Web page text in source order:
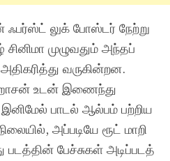
லுக் போஸ்டர் நேற்று
முழுவதும் அந்தப்
வருகின்றன.
உடன் இணைந்து
பாடல் ஆல்பம் பற்றிய
அப்படியே ரூட் மாறி
பேச்சுகள் அடிப்படத்